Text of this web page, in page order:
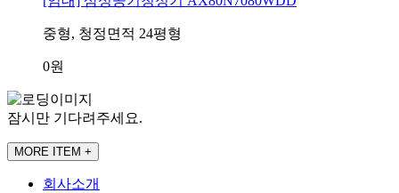
중형, 청정면적 24평형
0원
잠시만 기다려주세요.
MORE ITEM +
회사소개